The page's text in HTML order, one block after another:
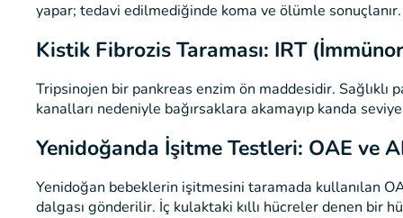
yapar; tedavi edilmediğinde koma ve ölümle
Kistik Fibrozis Taraması: IRT
Tripsinojen bir pankreas enzim ön maddesidir. Sağlıklı
kanalları nedeniyle bağırsaklara akamayıp kanda
Yenidoğanda İşitme Testleri: OAE ve
Yenidoğan bebeklerin işitmesini taramada kullanılan
dalgası gönderilir. İç kulaktaki kıllı hücreler denen bir